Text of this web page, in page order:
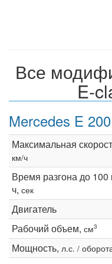
Все
E-
Mercedes E
Максимальная
км/ч
Время разгона до 100
ч, сек
Двигатель
Рабочий объем, см3
Мощность, л.с. /